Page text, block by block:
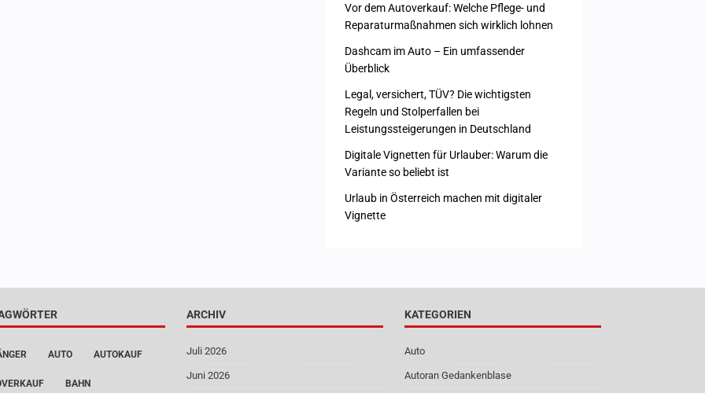
Vor dem Autoverkauf: Welche Pflege- und
Reparaturmaßnahmen sich wirklich lohnen
Dashcam im Auto – Ein umfassender
Überblick
Legal, versichert, TÜV? Die wichtigsten
Regeln und Stolperfallen bei
Leistungssteigerungen in Deutschland
Digitale Vignetten für Urlauber: Warum die
Variante so beliebt ist
Urlaub in Österreich machen mit digitaler
Vignette
AUTO AUTOKAUF
BAHN
ARCHIV
Juli 2026
Juni 2026
KATEGORIEN
Auto
Autoran Gedankenblase